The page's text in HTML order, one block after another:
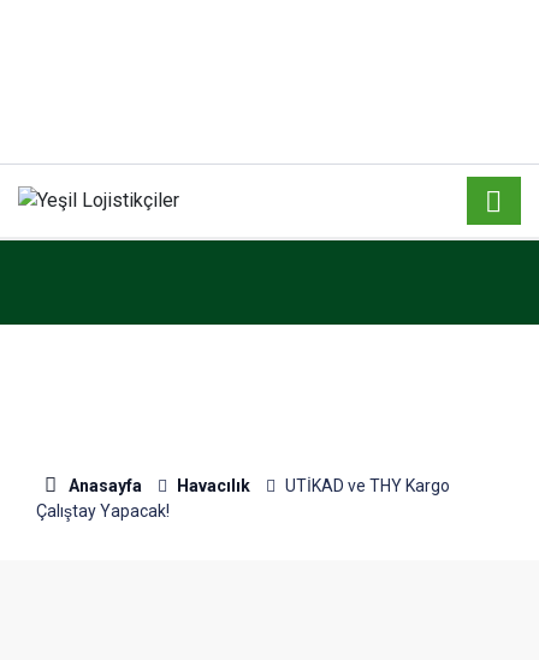
Anasayfa Havacılık
UTİKAD ve THY Kargo
Çalıştay Yapacak!